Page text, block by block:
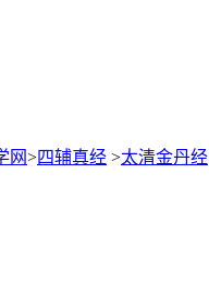
网>四辅真经 >太清金丹经